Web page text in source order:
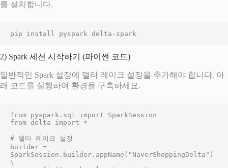
를 설치합니다.
pip install pyspark delta-spark
2) Spark 세션 시작하기 (파이썬 코드)
일반적인 Spark 설정에 델타 레이크 설정을 추가해야 합니다. 아
래 코드를 실행하여 환경을 구축하세요.
from pyspark.sql import SparkSession
from delta import *
# 델타 레이크 설정
builder =
SparkSession.builder.appName("NaverShoppingDelta")
\